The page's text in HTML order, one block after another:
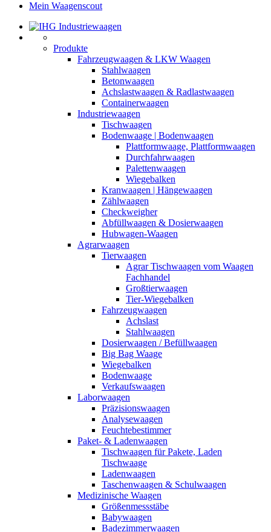
Mein Waagenscout
Produkte
Fahrzeugwaagen & LKW Waagen
Stahlwaagen
Betonwaagen
Achslastwaagen & Radlastwaagen
Containerwaagen
Industriewaagen
Tischwaagen
Bodenwaage | Bodenwaagen
Plattformwaage, Plattformwaagen
Durchfahrwaagen
Palettenwaagen
Wiegebalken
Kranwaagen | Hängewaagen
Zählwaagen
Checkweigher
Abfüllwaagen & Dosierwaagen
Hubwagen-Waagen
Agrarwaagen
Tierwaagen
Agrar Tischwaagen vom Waagen
Fachhandel
Großtierwaagen
Tier-Wiegebalken
Fahrzeugwaagen
Achslast
Stahlwaagen
Dosierwaagen / Befüllwaagen
Big Bag Waage
Wiegebalken
Bodenwaage
Verkaufswaagen
Laborwaagen
Präzisionswaagen
Analysewaagen
Feuchtebestimmer
Paket- & Ladenwaagen
Tischwaagen für Pakete, Laden
Tischwaage
Ladenwaagen
Taschenwaagen & Schulwaagen
Medizinische Waagen
Größenmessstäbe
Babywaagen
Badezimmerwaagen